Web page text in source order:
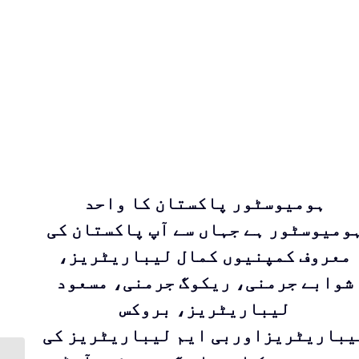
ہومیوسٹور پاکستان کا واحد
ہے جہاں سے آپ پاکستان کی
معروف کمپنیوں کمال لیباریٹریز،
شوابے جرمنی، ریکوگ جرمنی، مسعود
لیباریٹریز، بروکس
ایم لیباریٹریز کی